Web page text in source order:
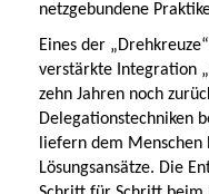
netzgebundene
Eines der
verstärkte Integration
zehn Jahren noch
Delegationstechniken
liefern dem
Lösungsansätze. Die